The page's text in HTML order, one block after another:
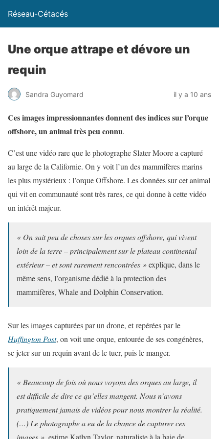
Réseau-Cétacés
Une orque attrape et dévore un
requin
Sandra Guyomard il y a 10 ans
Ces images impressionnantes donnent des indices sur l’orque
offshore, un animal très peu connu.
C’est une vidéo rare que le photographe Slater Moore a capturé
au large de la Californie. On y voit l’un des mammifères marins
les plus mystérieux : l’orque Offshore. Les données sur cet animal
qui vit en communauté sont très rares, ce qui donne à cette vidéo
un intérêt majeur.
« On sait peu de choses sur les orques offshore, qui vivent
loin de la terre – principalement sur le plateau continental
extérieur – et sont rarement rencontrées »explique, dans le
même sens, l’organisme dédié à la protection des
mammifères, Whale and Dolphin Conservation.
Sur les images capturées par un drone, et repérées par le
Huffington Post, on voit une orque, entourée de ses congénères,
se jeter sur un requin avant de le tuer, puis le manger.
« Beaucoup de fois où nous voyons des orques au large, il
est difficile de dire ce qu’elles mangent. Nous n’avons
pratiquement jamais de vidéos pour nous montrer la réalité.
(…) Le photographe a eu de la chance de capturer ces
images », estime Katlyn Taylor, naturaliste à la baie de